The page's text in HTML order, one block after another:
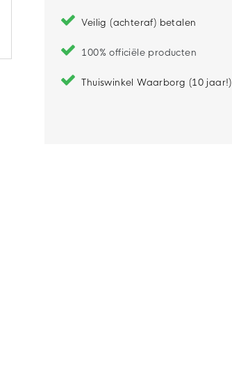
Veilig (achteraf) betalen
100% officiële producten
Thuiswinkel Waarborg (10 jaar!)